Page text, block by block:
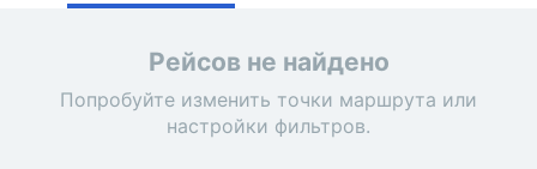
Рейсов не найдено
Попробуйте изменить точки маршрута или
настройки фильтров.